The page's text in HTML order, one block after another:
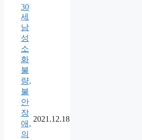
30
세
남
성
소
화
불
량,
불
안
장
애,
의
2021.12.18